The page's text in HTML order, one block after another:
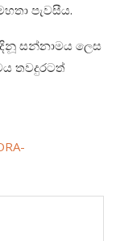
පැවසීය.
දිනූ සන්නාමය ලෙස
තවදුරටත්